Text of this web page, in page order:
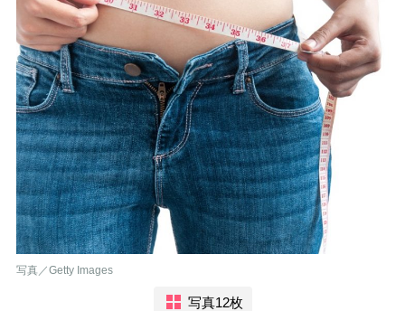
写真／Getty Images
写真12枚